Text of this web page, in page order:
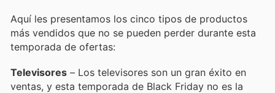
Aquí les presentamos los cinco tipos de productos
más vendidos que no se pueden perder durante esta
temporada de ofertas:
Televisores – Los televisores son un gran éxito en
ventas, y esta temporada de Black Friday no es la